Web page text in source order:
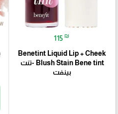
115 ₪
Benetint Liquid Lip + Cheek
Blush Stain Bene tint -تنت
بينفت